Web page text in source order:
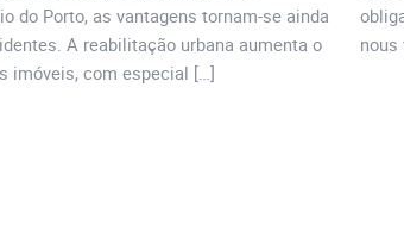
do Porto, as vantagens tornam-se ainda
A reabilitação urbana aumenta o
imóveis, com especial […]